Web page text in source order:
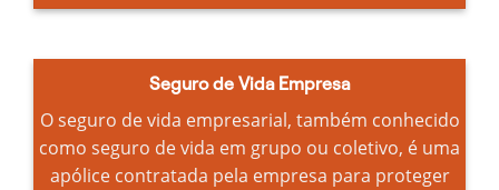
Seguro de Vida Empresa
O seguro de vida empresarial, também conhecido
como seguro de vida em grupo ou coletivo, é uma
apólice contratada pela empresa para proteger